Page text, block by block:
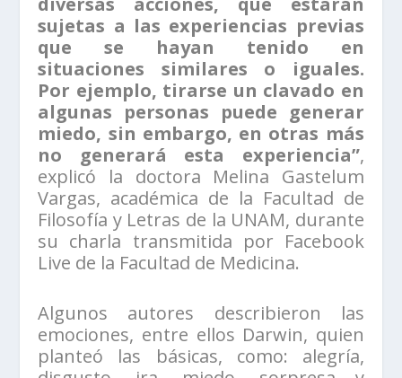
sujetas a las experiencias previas
que se hayan tenido en
situaciones similares o iguales.
Por ejemplo, tirarse un clavado en
algunas personas puede generar
miedo, sin embargo, en otras más
no generará esta experiencia”,
explicó la doctora Melina Gastelum
Vargas, académica de la Facultad de
Filosofía y Letras de la UNAM, durante
su charla transmitida por Facebook
Live de la Facultad de Medicina.
Algunos autores describieron las
emociones, entre ellos Darwin, quien
planteó las básicas, como: alegría,